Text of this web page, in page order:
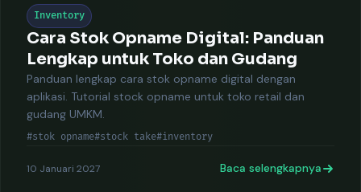
Inventory
Cara Stok Opname Digital: Panduan
Lengkap untuk Toko dan Gudang
Panduan lengkap cara stok opname digital dengan
aplikasi. Tutorial stock opname untuk toko retail dan
gudang UMKM.
#stok opname#stock take#inventory
10 Januari 2027 Baca selengkapnya